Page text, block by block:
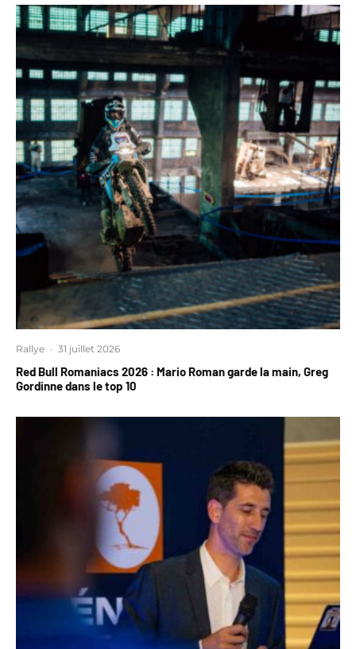
Rallye · 31 juillet 2026
Red Bull Romaniacs 2026 : Mario Roman garde la main, Greg
Gordinne dans le top 10